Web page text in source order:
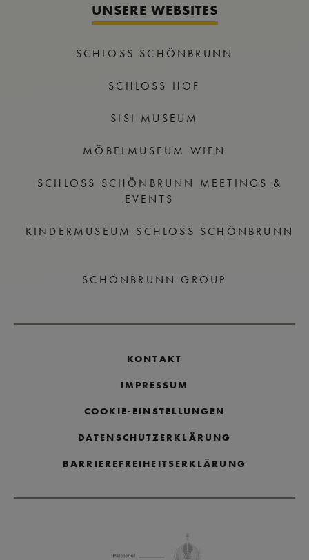
UNSERE WEBSITES
SCHLOSS SCHÖNBRUNN
SCHLOSS HOF
SISI MUSEUM
MÖBELMUSEUM WIEN
SCHLOSS SCHÖNBRUNN MEETINGS &
EVENTS
KINDERMUSEUM SCHLOSS SCHÖNBRUNN
SCHÖNBRUNN GROUP
KONTAKT
IMPRESSUM
COOKIE-EINSTELLUNGEN
DATENSCHUTZERKLÄRUNG
BARRIEREFREIHEITSERKLÄRUNG